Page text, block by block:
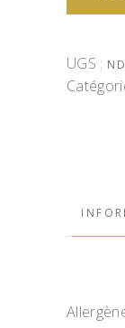
UGS : ND